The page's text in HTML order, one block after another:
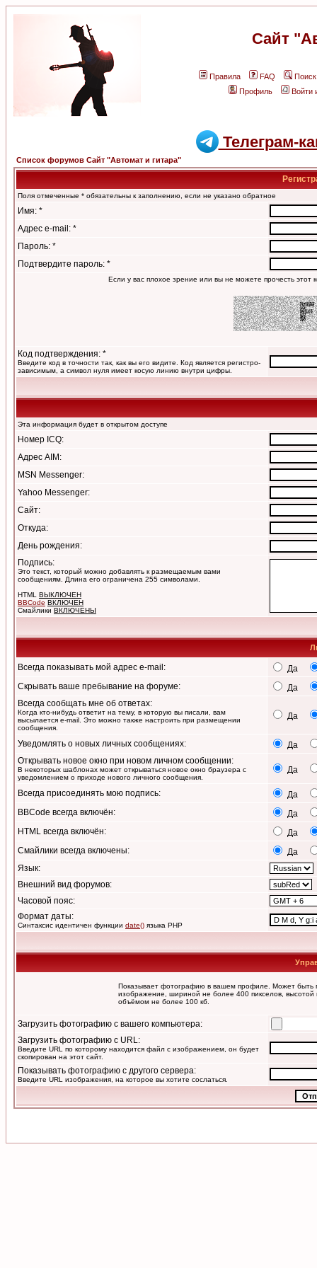
Сайт
Правила FAQ
Поиск
Профиль
Войти
Телеграм-
Список форумов Сайт "Автомат и гитара"
Поля отмеченные * обязательны к заполнению, если не указано обратное
Имя: *
Адрес e-mail: *
Пароль: *
Подтвердите пароль: *
Если у вас плохое зрение или вы не можете прочесть этот
Код подтверждения: *
Введите код в точности так, как вы его видите. Код является регистро-
зависимым, а символ нуля имеет косую линию внутри цифры.
Эта информация будет в открытом доступе
Номер ICQ:
Адрес AIM:
MSN Messenger:
Yahoo Messenger:
Сайт:
Откуда:
День рождения:
Подпись:
Это текст, который можно добавлять к размещаемым вами
сообщениям. Длина его ограничена 255 символами.
HTML ВЫКЛЮЧЕН
BBCode ВКЛЮЧЕН
Смайлики ВКЛЮЧЕНЫ
Всегда показывать мой адрес e-mail:
Да
Скрывать ваше пребывание на форуме:
Да
Всегда сообщать мне об ответах:
Когда кто-нибудь ответит на тему, в которую вы писали, вам
высылается e-mail. Это можно также настроить при размещении
сообщения.
Да
Уведомлять о новых личных сообщениях:
Да
Открывать новое окно при новом личном сообщении:
В некоторых шаблонах может открываться новое окно браузера с
уведомлением о приходе нового личного сообщения.
Да
Всегда присоединять мою подпись:
Да
BBCode всегда включён:
Да
HTML всегда включён:
Да
Смайлики всегда включены:
Да
Язык:
Внешний вид форумов:
Часовой пояс:
Формат даты:
Синтаксис идентичен функции date() языка PHP
Показывает фотографию в вашем профиле. Может быть
изображение, шириной не более 400 пикселов, высотой
объёмом не более 100 кб.
Загрузить фотографию с вашего компьютера:
Загрузить фотографию с URL:
Введите URL по которому находится файл с изображением, он будет
скопирован на этот сайт.
Показывать фотографию с другого сервера:
Введите URL изображения, на которое вы хотите сослаться.